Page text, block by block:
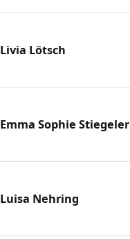
Livia Lötsch
Emma Sophie Stiegeler
Luisa Nehring